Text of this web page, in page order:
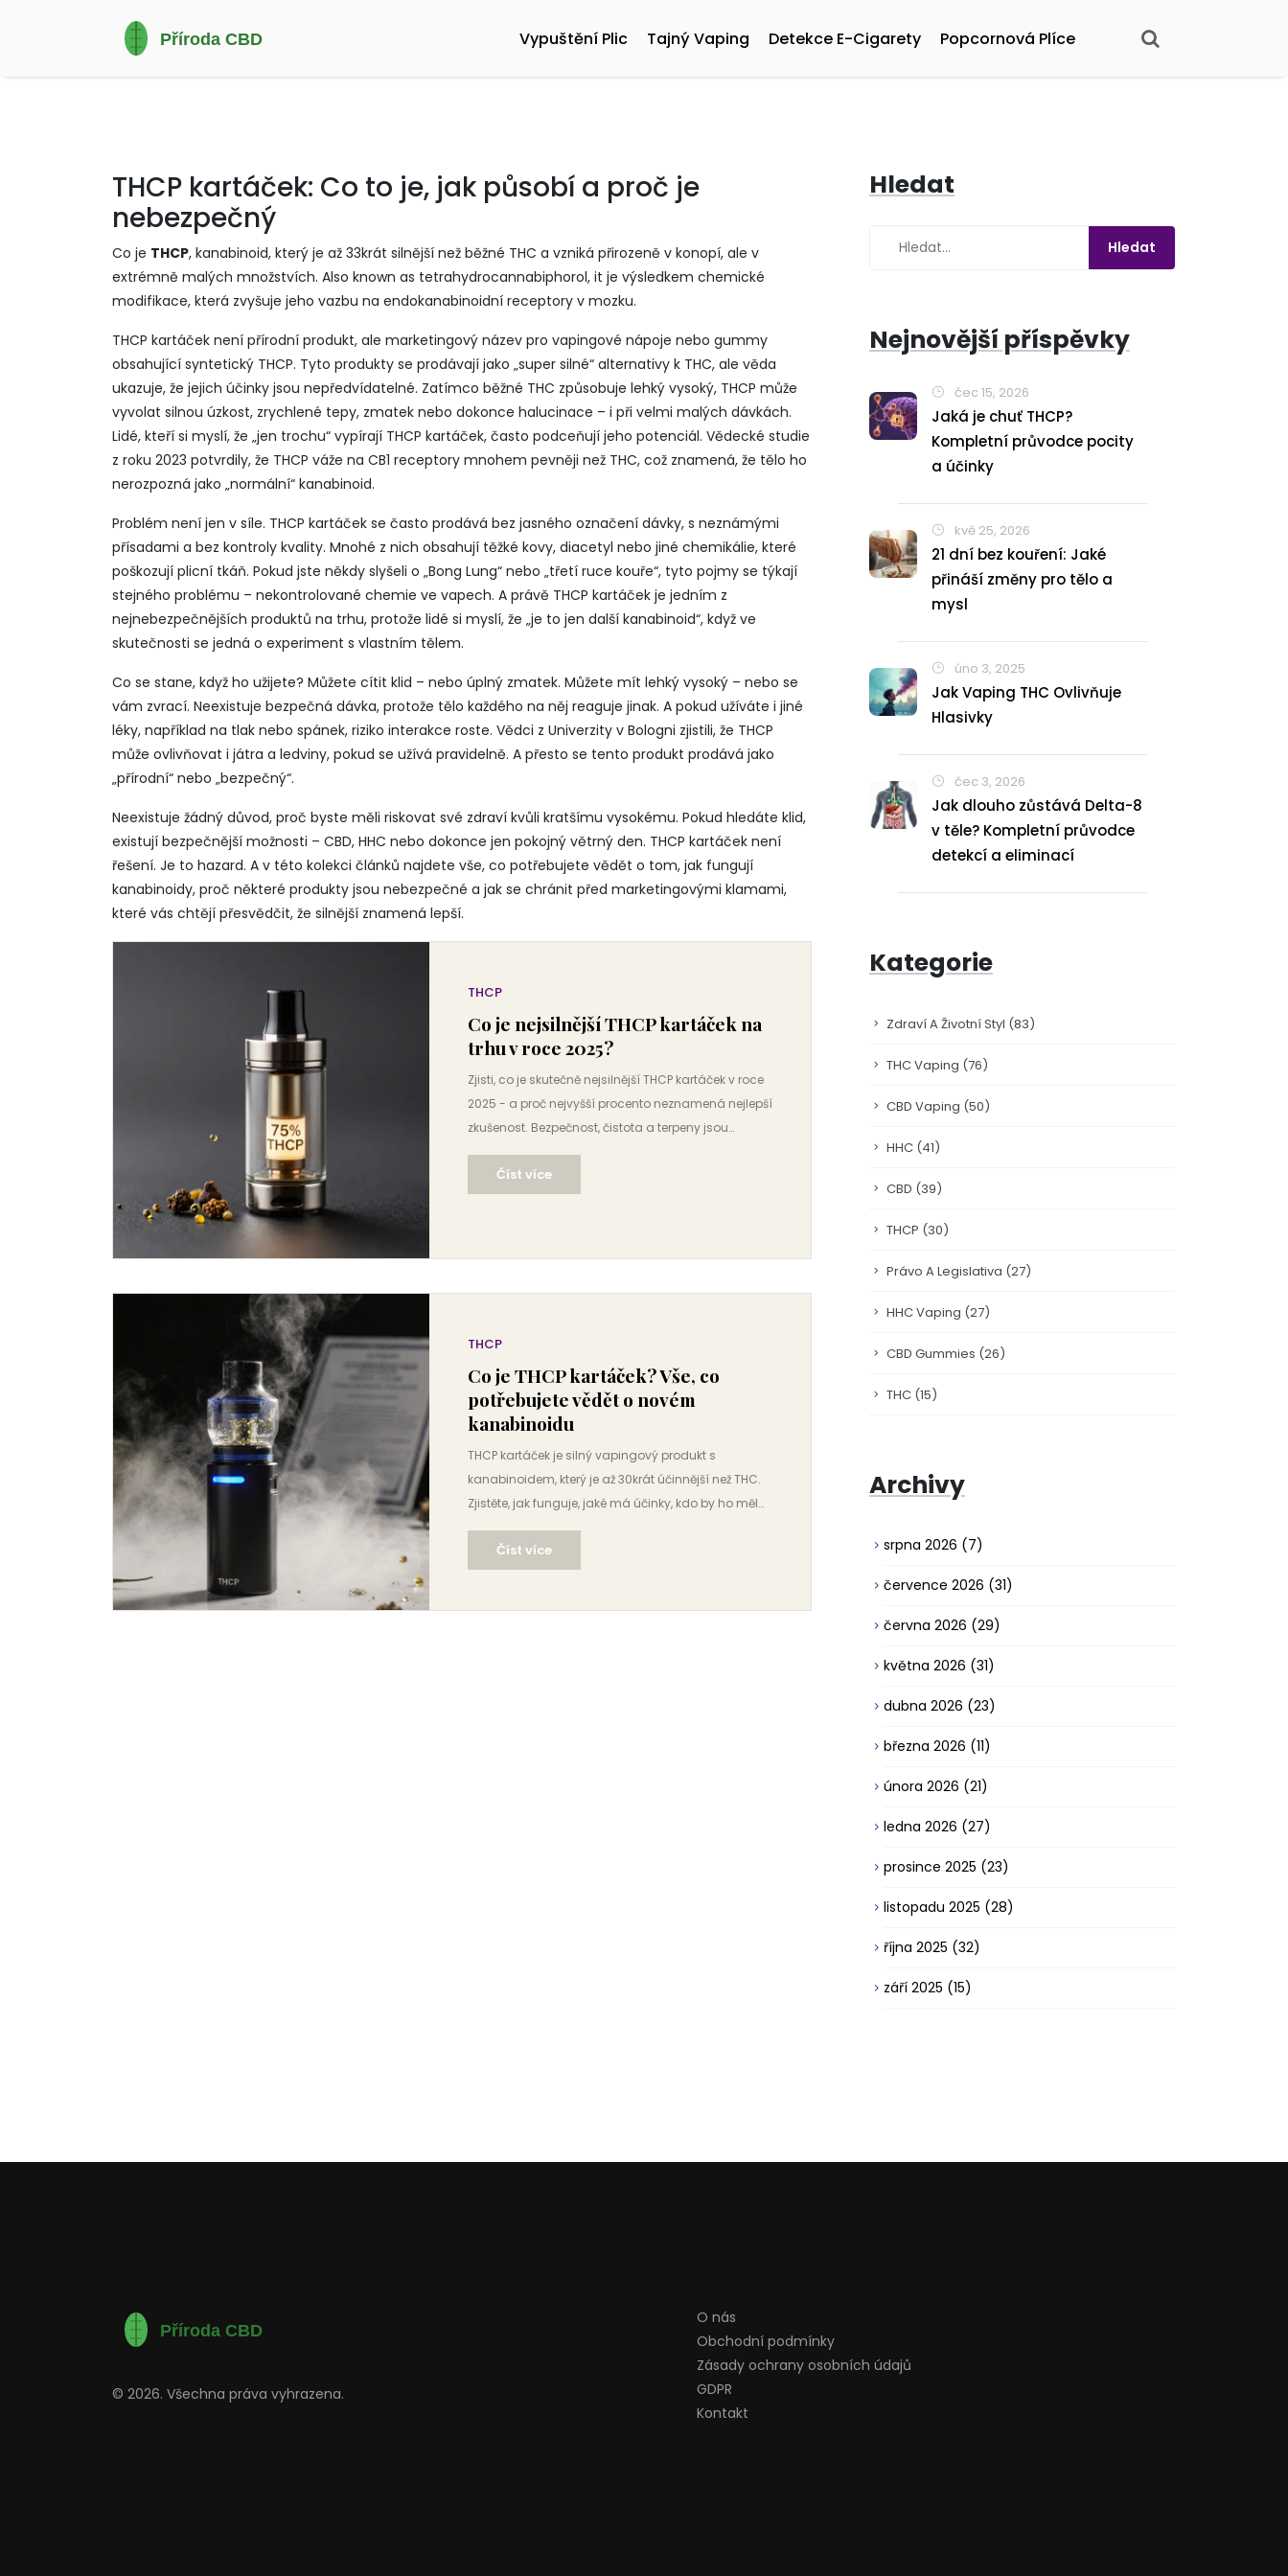
Vypuštění Plic Tajný Vaping Detekce E-Cigarety Popcornová Plíce
THCP kartáček: Co to je, jak působí a proč je
nebezpečný
Co je THCP, kanabinoid, který je až 33krát silnější než běžné THC a vzniká přirozeně v konopí, ale v
extrémně malých množstvích. Also known as tetrahydrocannabiphorol, it je výsledkem chemické
modifikace, která zvyšuje jeho vazbu na endokanabinoidní receptory v mozku.
THCP kartáček není přírodní produkt, ale marketingový název pro vapingové nápoje nebo gummy
obsahující syntetický THCP. Tyto produkty se prodávají jako „super silné“ alternativy k THC, ale věda
ukazuje, že jejich účinky jsou nepředvídatelné. Zatímco běžné THC způsobuje lehký vysoký, THCP může
vyvolat silnou úzkost, zrychlené tepy, zmatek nebo dokonce halucinace – i při velmi malých dávkách.
Lidé, kteří si myslí, že „jen trochu“ vypírají THCP kartáček, často podceňují jeho potenciál. Vědecké studie
z roku 2023 potvrdily, že THCP váže na CB1 receptory mnohem pevněji než THC, což znamená, že tělo ho
nerozpozná jako „normální“ kanabinoid.
Problém není jen v síle. THCP kartáček se často prodává bez jasného označení dávky, s neznámými
přísadami a bez kontroly kvality. Mnohé z nich obsahují těžké kovy, diacetyl nebo jiné chemikálie, které
poškozují plicní tkáň. Pokud jste někdy slyšeli o „Bong Lung“ nebo „třetí ruce kouře“, tyto pojmy se týkají
stejného problému – nekontrolované chemie ve vapech. A právě THCP kartáček je jedním z
nejnebezpečnějších produktů na trhu, protože lidé si myslí, že „je to jen další kanabinoid“, když ve
skutečnosti se jedná o experiment s vlastním tělem.
Co se stane, když ho užijete? Můžete cítit klid – nebo úplný zmatek. Můžete mít lehký vysoký – nebo se
vám zvrací. Neexistuje bezpečná dávka, protože tělo každého na něj reaguje jinak. A pokud užíváte i jiné
léky, například na tlak nebo spánek, riziko interakce roste. Vědci z Univerzity v Bologni zjistili, že THCP
může ovlivňovat i játra a ledviny, pokud se užívá pravidelně. A přesto se tento produkt prodává jako
„přírodní“ nebo „bezpečný“.
Neexistuje žádný důvod, proč byste měli riskovat své zdraví kvůli kratšímu vysokému. Pokud hledáte klid,
existují bezpečnější možnosti – CBD, HHC nebo dokonce jen pokojný větrný den. THCP kartáček není
řešení. Je to hazard. A v této kolekci článků najdete vše, co potřebujete vědět o tom, jak fungují
kanabinoidy, proč některé produkty jsou nebezpečné a jak se chránit před marketingovými klamami,
které vás chtějí přesvědčit, že silnější znamená lepší.
THCP
Co je nejsilnější THCP kartáček na
trhu v roce 2025?
Zjisti, co je skutečně nejsilnější THCP kartáček v roce
2025 - a proč nejvyšší procento neznamená nejlepší
zkušenost. Bezpečnost, čistota a terpeny jsou
důležitější než čísla na obalu.
Číst více
THCP
Co je THCP kartáček? Vše, co
potřebujete vědět o novém
kanabinoidu
THCP kartáček je silný vapingový produkt s
kanabinoidem, který je až 30krát účinnější než THC.
Zjistěte, jak funguje, jaké má účinky, kdo by ho měl
používat a jaký je jeho právní status v Česku.
Číst více
Hledat
Nejnovější příspěvky
čec 15, 2026
Jaká je chuť THCP?
Kompletní průvodce pocity
a účinky
kvě 25, 2026
21 dní bez kouření: Jaké
přináší změny pro tělo a
mysl
úno 3, 2025
Jak Vaping THC Ovlivňuje
Hlasivky
čec 3, 2026
Jak dlouho zůstává Delta-8
v těle? Kompletní průvodce
detekcí a eliminací
Kategorie
Zdraví A Životní Styl (83)
THC Vaping (76)
CBD Vaping (50)
HHC (41)
CBD (39)
THCP (30)
Právo A Legislativa (27)
HHC Vaping (27)
CBD Gummies (26)
THC (15)
Archivy
srpna 2026 (7)
července 2026 (31)
června 2026 (29)
května 2026 (31)
dubna 2026 (23)
března 2026 (11)
února 2026 (21)
ledna 2026 (27)
prosince 2025 (23)
listopadu 2025 (28)
října 2025 (32)
září 2025 (15)
© 2026. Všechna práva vyhrazena.
O nás
Obchodní podmínky
Zásady ochrany osobních údajů
GDPR
Kontakt